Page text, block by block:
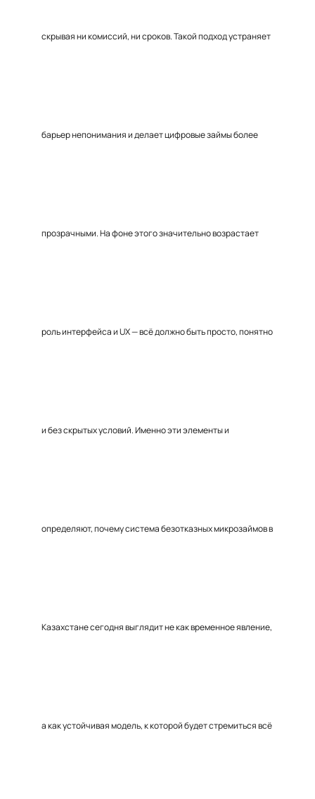
скрывая ни комиссий, ни сроков. Такой подход устраняет
барьер непонимания и делает цифровые займы более
прозрачными. На фоне этого значительно возрастает
роль интерфейса и UX — всё должно быть просто, понятно
и без скрытых условий. Именно эти элементы и
определяют, почему система безотказных микрозаймов в
Казахстане сегодня выглядит не как временное явление,
а как устойчивая модель, к которой будет стремиться всё